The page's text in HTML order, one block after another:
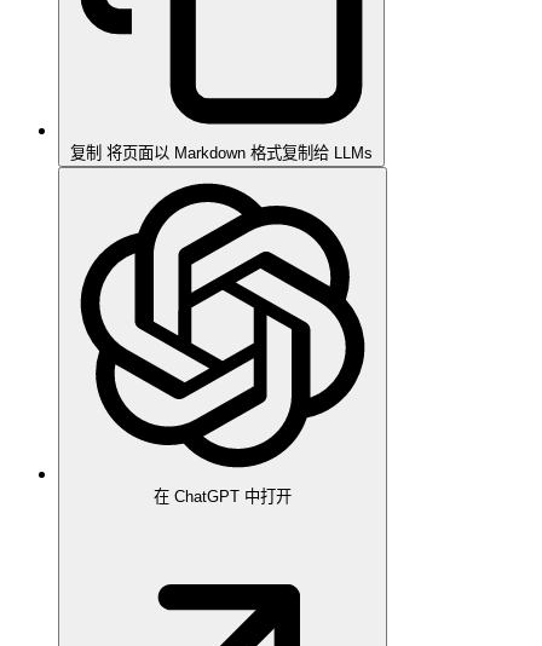
复制 将页面以 Markdown 格式复制给 LLMs
在 ChatGPT 中打开